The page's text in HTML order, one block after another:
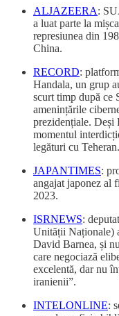
ALJAZEERA:
a luat parte la
represiunea din
China.
RECORD:
Handala, un grup
scurt timp după ce
amenințările
prezidențiale. Deși
momentul
legături cu Teheran.
JAPANTIMES:
angajat japonez al
2023.
ISRNEWS:
Unității Naționale)
David Barnea, și
care negociază
excelentă, dar nu
iranienii”.
INTELONLINE: